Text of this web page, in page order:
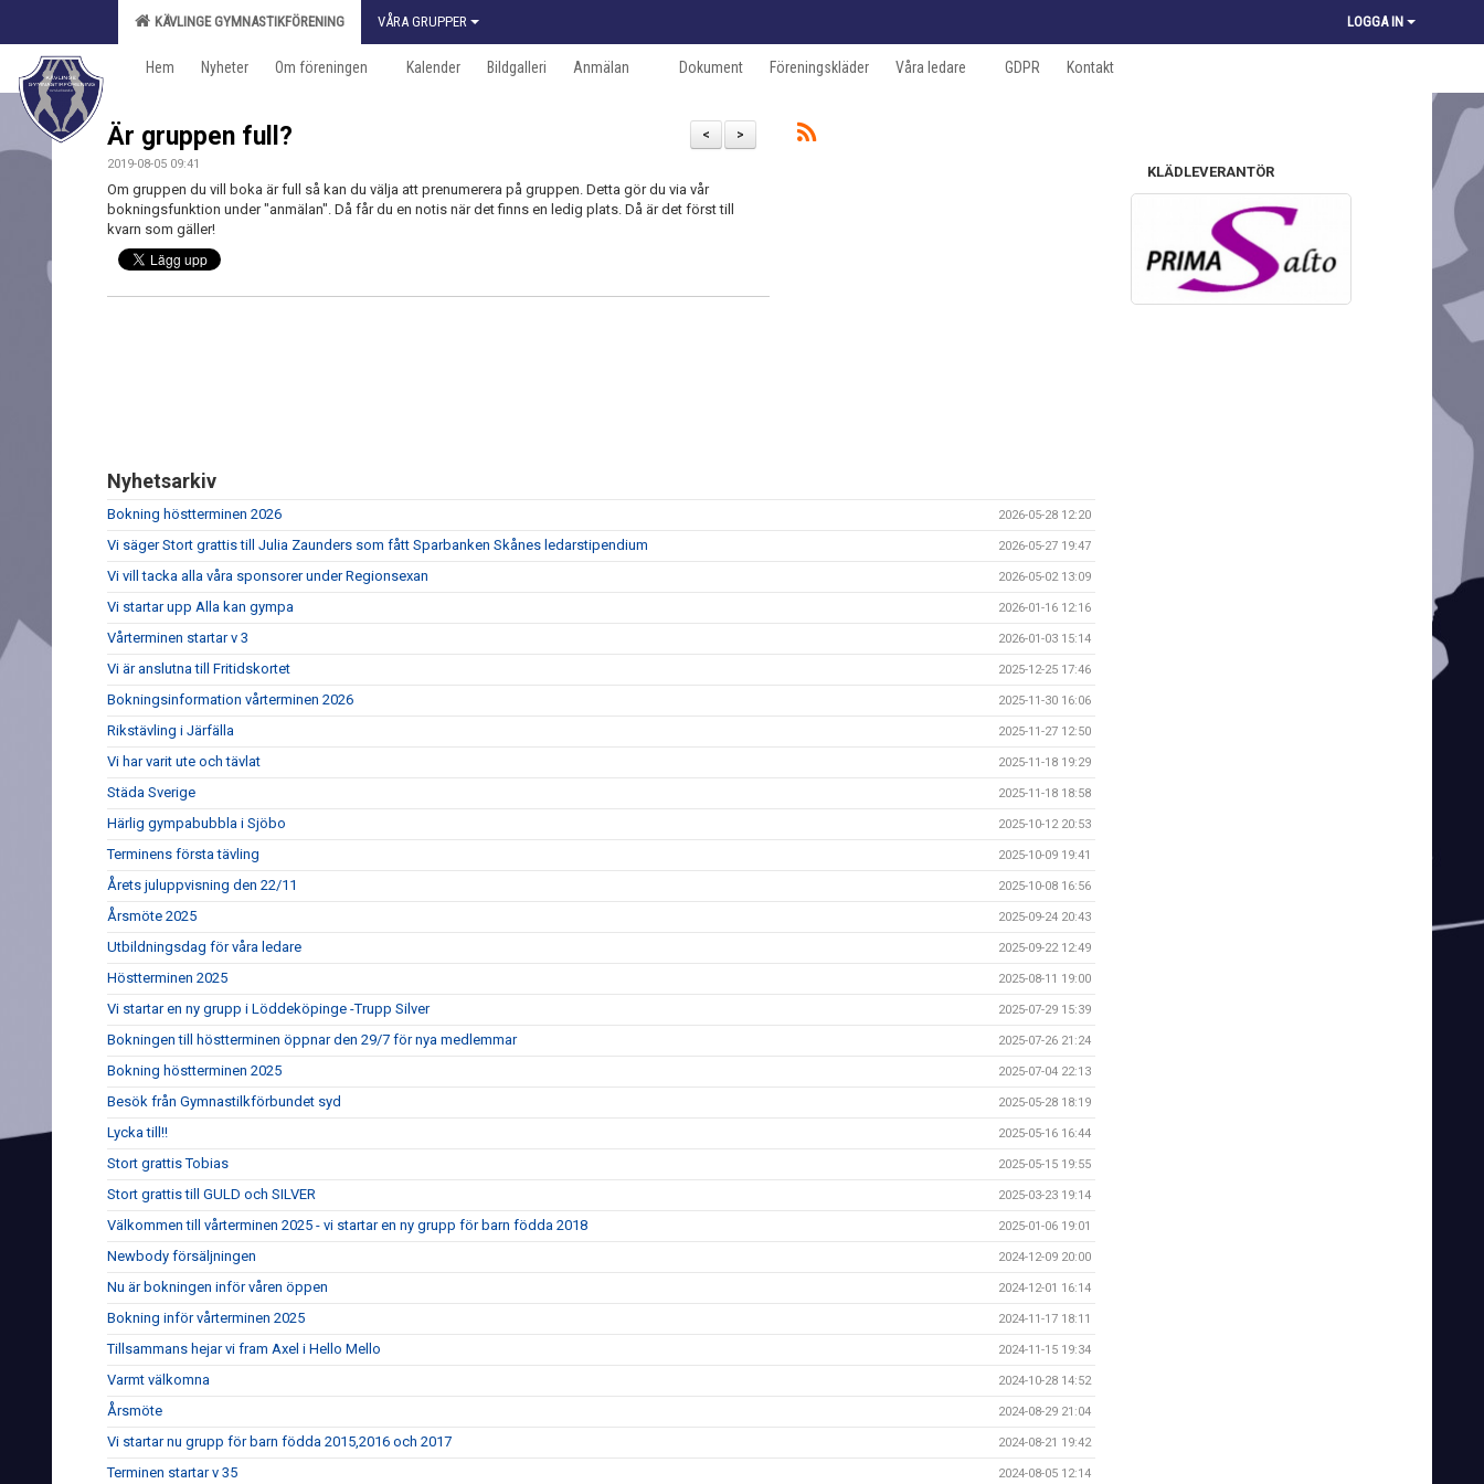
KÄVLINGE GYMNASTIKFÖRENING VÅRA GRUPPER LOGGA IN
Hem Nyheter Om föreningen Kalender Bildgalleri Anmälan Dokument Föreningskläder Våra ledare GDPR Kontakt
>
<
Är gruppen full?
2019-08-05 09:41
Om gruppen du vill boka är full så kan du välja att prenumerera på gruppen. Detta gör du via vår
bokningsfunktion under "anmälan". Då får du en notis när det finns en ledig plats. Då är det först till
kvarn som gäller!
Nyhetsarkiv
Bokning höstterminen 2026 2026-05-28 12:20
Vi säger Stort grattis till Julia Zaunders som fått Sparbanken Skånes ledarstipendium 2026-05-27 19:47
Vi vill tacka alla våra sponsorer under Regionsexan 2026-05-02 13:09
Vi startar upp Alla kan gympa 2026-01-16 12:16
Vårterminen startar v 3 2026-01-03 15:14
Vi är anslutna till Fritidskortet 2025-12-25 17:46
Bokningsinformation vårterminen 2026 2025-11-30 16:06
Rikstävling i Järfälla 2025-11-27 12:50
Vi har varit ute och tävlat 2025-11-18 19:29
Städa Sverige 2025-11-18 18:58
Härlig gympabubbla i Sjöbo 2025-10-12 20:53
Terminens första tävling 2025-10-09 19:41
Årets juluppvisning den 22/11 2025-10-08 16:56
Årsmöte 2025 2025-09-24 20:43
Utbildningsdag för våra ledare 2025-09-22 12:49
Höstterminen 2025 2025-08-11 19:00
Vi startar en ny grupp i Löddeköpinge -Trupp Silver 2025-07-29 15:39
Bokningen till höstterminen öppnar den 29/7 för nya medlemmar 2025-07-26 21:24
Bokning höstterminen 2025 2025-07-04 22:13
Besök från Gymnastilkförbundet syd 2025-05-28 18:19
Lycka till!! 2025-05-16 16:44
Stort grattis Tobias 2025-05-15 19:55
Stort grattis till GULD och SILVER 2025-03-23 19:14
Välkommen till vårterminen 2025 - vi startar en ny grupp för barn födda 2018 2025-01-06 19:01
Newbody försäljningen 2024-12-09 20:00
Nu är bokningen inför våren öppen 2024-12-01 16:14
Bokning inför vårterminen 2025 2024-11-17 18:11
Tillsammans hejar vi fram Axel i Hello Mello 2024-11-15 19:34
Varmt välkomna 2024-10-28 14:52
Årsmöte 2024-08-29 21:04
Vi startar nu grupp för barn födda 2015,2016 och 2017 2024-08-21 19:42
Terminen startar v 35 2024-08-05 12:14
KLÄDLEVERANTÖR